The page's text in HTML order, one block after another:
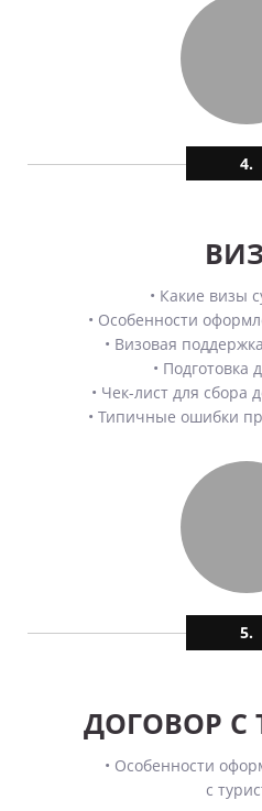
4.
5.
• Какие визы
• Особенности
• Визовая
• Подготовка
• Чек-лист для сбора
• Типичные ошибки
ДОГОВОР С
• Особенности
с